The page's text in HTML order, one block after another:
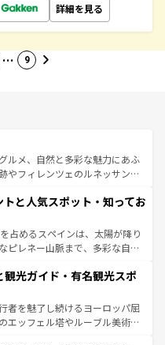
詳細を見る
… 9
ルメ、自然と多彩な魅力にあふ
やフィレンツェのルネッサンス
田園風景やアマルフィ海岸の絶
ない。観光の合間には、本場の
イタリア料理を堪能することも
眠るまで、すべての瞬間を楽し
はコンテンツ一覧を参照してほ
と人気スポット・知ってお
占めるスペインは、太陽が降り
ピレネー山脈まで、多彩な自然
情熱的なフラメンコ、熱気あふ
タパスが生活の一部となってい
された雰囲気や、バルセロナの
地方では古代ローマ遺跡や中世
光ガイド・有名観光スポ
者を魅了し続けるヨーロッパ屈
エッフェル塔やルーブル美術館